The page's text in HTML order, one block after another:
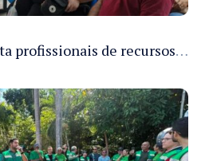
Manausprev capacita profissionais de recursos humanos para agilizar concessão de aposentadorias no município